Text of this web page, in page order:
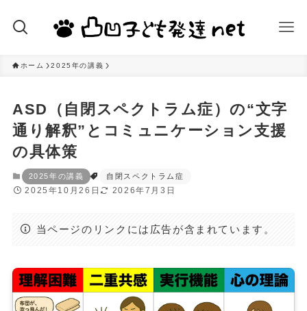
ホーム 2025年の講義
ASD（自閉スペクトラム症）の“文字
通り解釈”とコミュニケーション支援
の具体策
2025年の講義 自閉スペクトラム症
2025年10月26日 2026年7月3日
当ページのリンクには広告が含まれています。